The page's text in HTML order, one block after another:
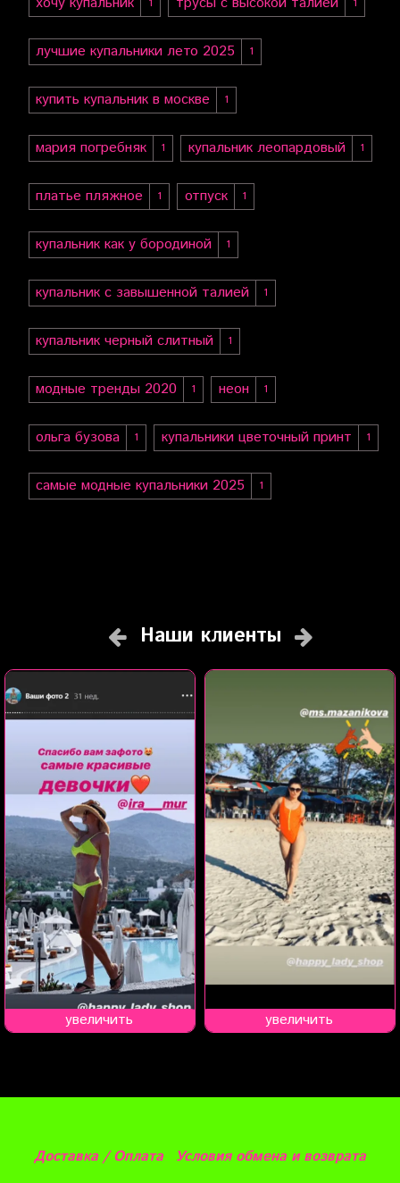
лучшие купальники лето 2025 1
купить купальник в москве 1
мария погребняк 1 купальник леопардовый 1
платье пляжное 1 отпуск 1
купальник как у бородиной 1
купальник с завышенной талией 1
купальник черный слитный 1
модные тренды 2020 1 неон 1
ольга бузова 1 купальники цветочный принт 1
самые модные купальники 2025 1
Наши клиенты
увеличить увеличить
Доставка / Оплата
Условия обмена и возврата